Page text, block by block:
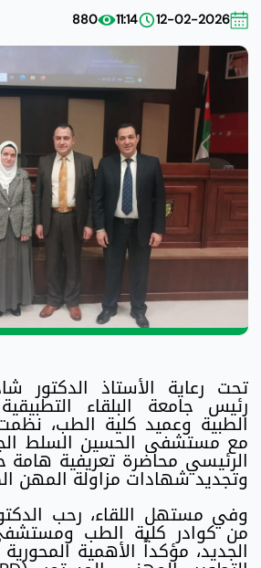
12-02-2026
11:14
880
تحت رعاية الأستاذ الدكتور
رئيس جامعة البلقاء
الطبية وعميد كلية الطب، نظمت
مع مستشفى الحسين السلط
الرئيسي محاضرة تعريفية هامة
وتجديد شهادات مزاولة المهن
وفي مستهل اللقاء، رحب
من كوادر كلية الطب
الجديد، مؤكداً الأهمية